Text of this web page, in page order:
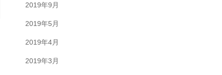
2019年9月
2019年5月
2019年4月
2019年3月